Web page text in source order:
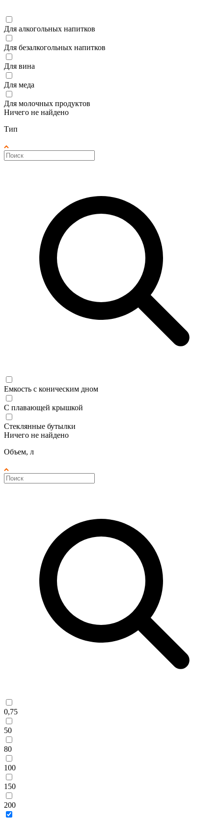
Для алкогольных напитков
Для безалкогольных напитков
Для вина
Для меда
Для молочных продуктов
Ничего не найдено
Тип
Емкость с коническим дном
С плавающей крышкой
Стеклянные бутылки
Ничего не найдено
Объем, л
0,75
50
80
100
150
200